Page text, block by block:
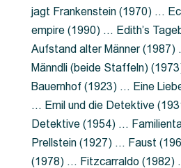
jagt Frankenstein (1970) …
empire (1990) … Edith’s
Aufstand alter Männer (1987)
Männdli (beide Staffeln)
Bauernhof (1923) … Eine
… Emil und die Detektive
Detektive (1954) …
Prellstein (1927) … Faust
(1978) … Fitzcarraldo (1982)